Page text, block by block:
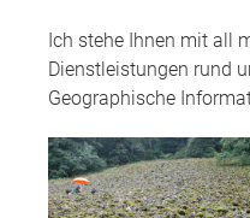
Ich stehe Ihnen mit all
Dienstleistungen rund
Geographische